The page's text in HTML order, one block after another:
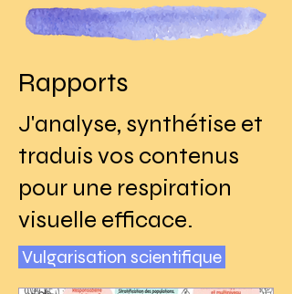
Rapports
​J'analyse, synthétise et
traduis vos contenus
pour une respiration
visuelle efficace.
Vulgarisation scientifique